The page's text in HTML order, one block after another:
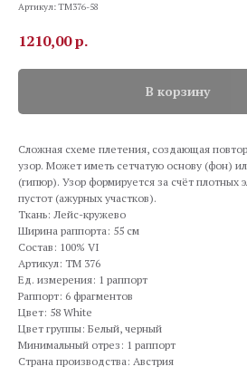
Артикул:TM376-58
1210,00р.
В корзину
Сложная схеме плетения, создающая
узор. Может иметь сетчатую основу (фон)
(гипюр). Узор формируется за счёт плотных
пустот (ажурных участков).
Ткань: Лейс-кружево
Ширина раппорта: 55 см
Состав: 100% VI
Артикул: TM 376
Ед. измерения: 1 раппорт
Раппорт: 6 фрагментов
Цвет: 58 White
Цвет группы: Белый, черный
Минимальный отрез: 1 раппорт
Страна производства: Австрия